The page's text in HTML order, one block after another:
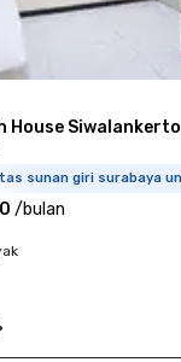
House
sunan giri surabaya
/bulan